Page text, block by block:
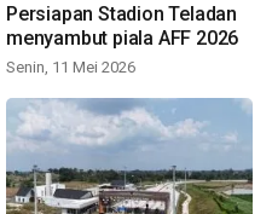
Persiapan Stadion Teladan
menyambut piala AFF 2026
Senin, 11 Mei 2026